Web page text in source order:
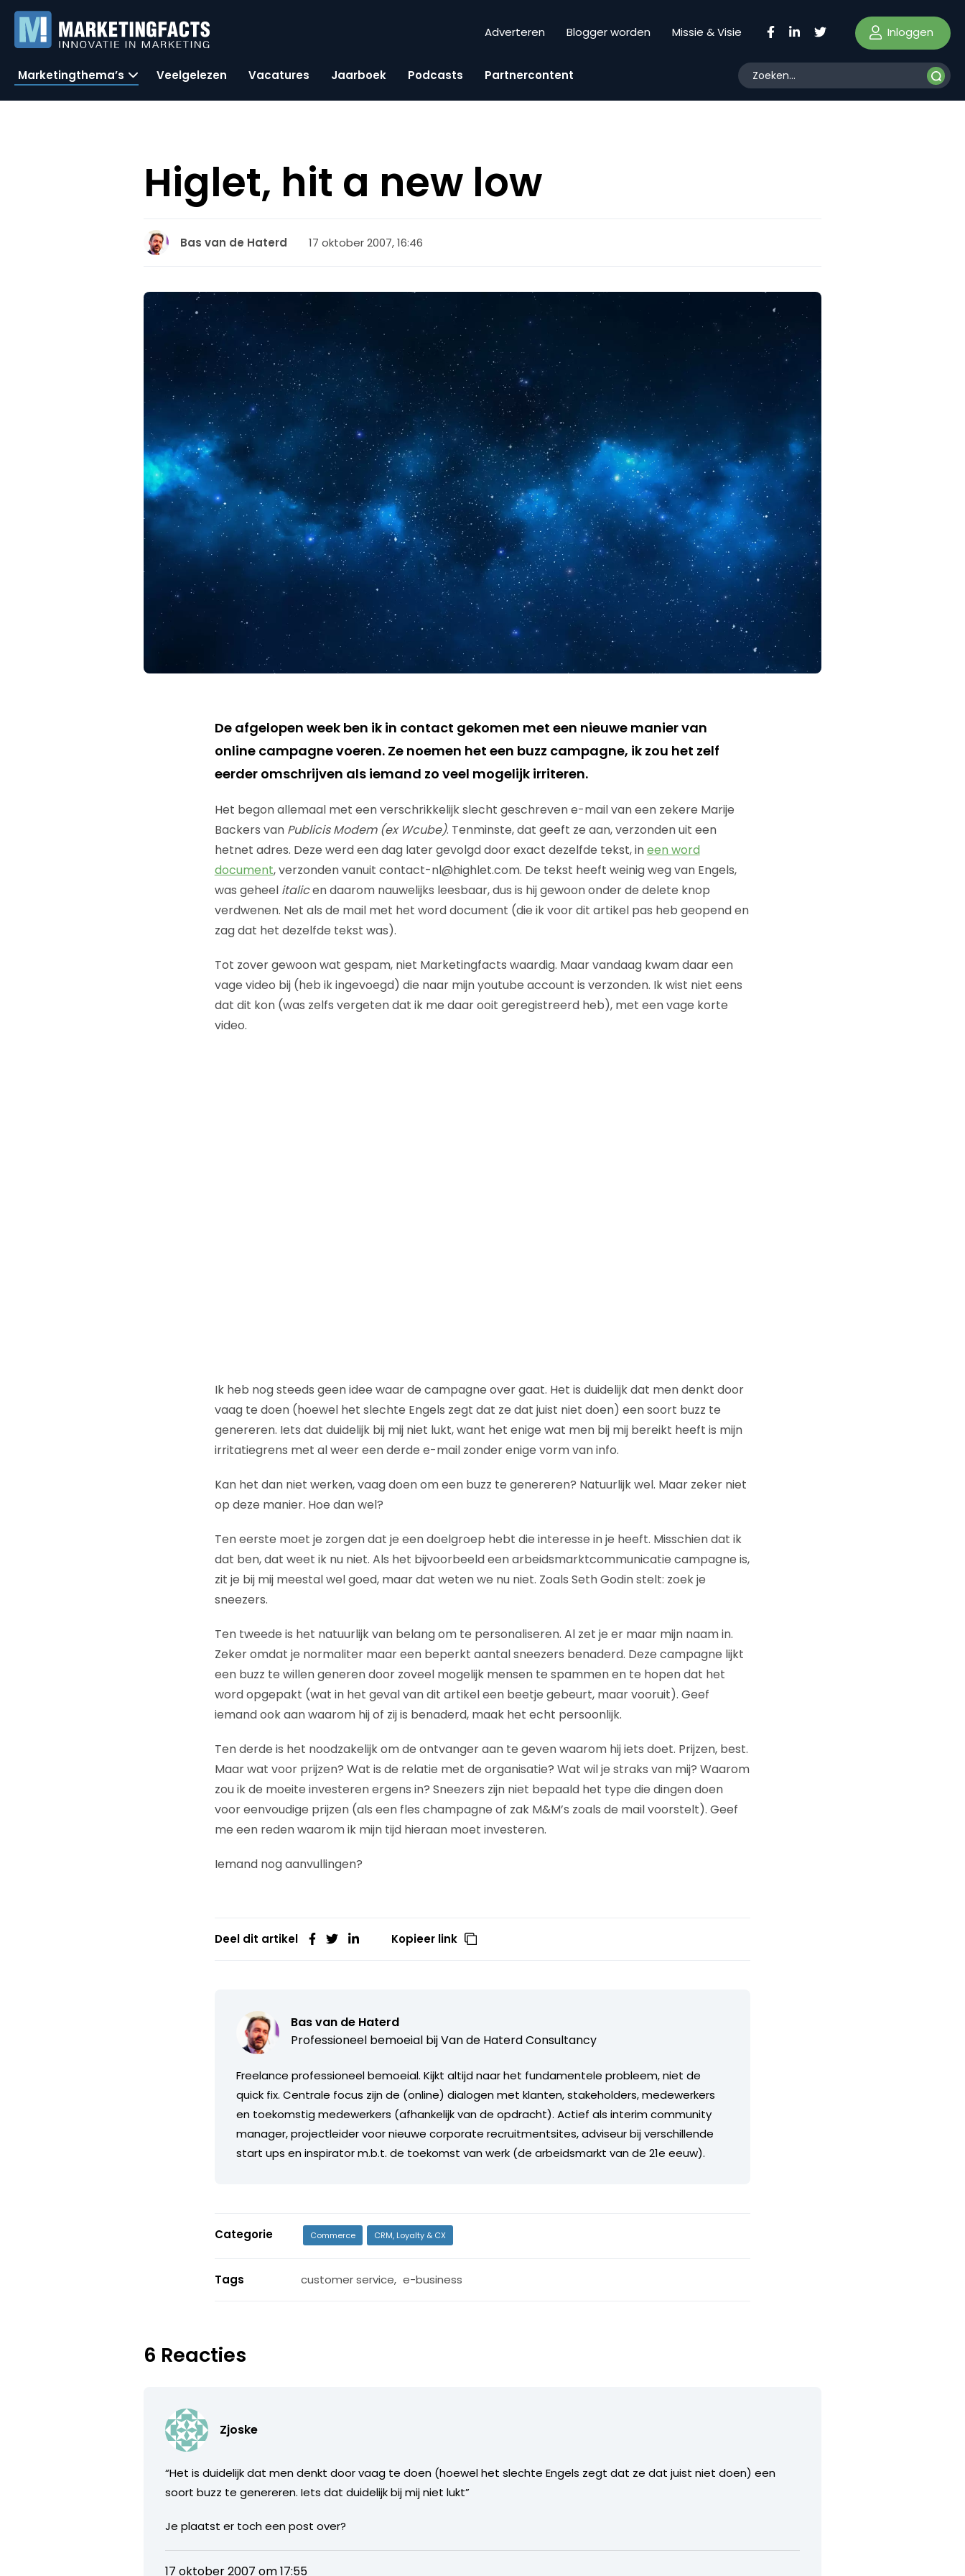
Adverteren Blogger worden Missie & Visie Inloggen
Marketingthema’s Veelgelezen Vacatures Jaarboek Podcasts Partnercontent
Higlet, hit a new low
Bas van de Haterd 17 oktober 2007, 16:46
De afgelopen week ben ik in contact gekomen met een nieuwe manier van
online campagne voeren. Ze noemen het een buzz campagne, ik zou het zelf
eerder omschrijven als iemand zo veel mogelijk irriteren.
Het begon allemaal met een verschrikkelijk slecht geschreven e-mail van een zekere Marije
Backers van Publicis Modem (ex Wcube). Tenminste, dat geeft ze aan, verzonden uit een
hetnet adres. Deze werd een dag later gevolgd door exact dezelfde tekst, ineen word
document, verzonden vanuit contact-nl@highlet.com. De tekst heeft weinig weg van Engels,
was geheel italicen daarom nauwelijks leesbaar, dus is hij gewoon onder de delete knop
verdwenen. Net als de mail met het word document (die ik voor dit artikel pas heb geopend en
zag dat het dezelfde tekst was).
Tot zover gewoon wat gespam, niet Marketingfacts waardig. Maar vandaag kwam daar een
vage video bij (heb ik ingevoegd) die naar mijn youtube account is verzonden. Ik wist niet eens
dat dit kon (was zelfs vergeten dat ik me daar ooit geregistreerd heb), met een vage korte
video.
Ik heb nog steeds geen idee waar de campagne over gaat. Het is duidelijk dat men denkt door
vaag te doen (hoewel het slechte Engels zegt dat ze dat juist niet doen) een soort buzz te
genereren. Iets dat duidelijk bij mij niet lukt, want het enige wat men bij mij bereikt heeft is mijn
irritatiegrens met al weer een derde e-mail zonder enige vorm van info.
Kan het dan niet werken, vaag doen om een buzz te genereren? Natuurlijk wel. Maar zeker niet
op deze manier. Hoe dan wel?
Ten eerste moet je zorgen dat je een doelgroep hebt die interesse in je heeft. Misschien dat ik
dat ben, dat weet ik nu niet. Als het bijvoorbeeld een arbeidsmarktcommunicatie campagne is,
zit je bij mij meestal wel goed, maar dat weten we nu niet. Zoals Seth Godin stelt: zoek je
sneezers.
Ten tweede is het natuurlijk van belang om te personaliseren. Al zet je er maar mijn naam in.
Zeker omdat je normaliter maar een beperkt aantal sneezers benaderd. Deze campagne lijkt
een buzz te willen generen door zoveel mogelijk mensen te spammen en te hopen dat het
word opgepakt (wat in het geval van dit artikel een beetje gebeurt, maar vooruit). Geef
iemand ook aan waarom hij of zij is benaderd, maak het echt persoonlijk.
Ten derde is het noodzakelijk om de ontvanger aan te geven waarom hij iets doet. Prijzen, best.
Maar wat voor prijzen? Wat is de relatie met de organisatie? Wat wil je straks van mij? Waarom
zou ik de moeite investeren ergens in? Sneezers zijn niet bepaald het type die dingen doen
voor eenvoudige prijzen (als een fles champagne of zak M&M’s zoals de mail voorstelt). Geef
me een reden waarom ik mijn tijd hieraan moet investeren.
Iemand nog aanvullingen?
Deel dit artikel Kopieer link
Bas van de Haterd
Professioneel bemoeial bijVan de Haterd Consultancy
Freelance professioneel bemoeial. Kijkt altijd naar het fundamentele probleem, niet de
quick fix. Centrale focus zijn de (online) dialogen met klanten, stakeholders, medewerkers
en toekomstig medewerkers (afhankelijk van de opdracht). Actief als interim community
manager, projectleider voor nieuwe corporate recruitmentsites, adviseur bij verschillende
start ups en inspirator m.b.t. de toekomst van werk (de arbeidsmarkt van de 21e eeuw).
Categorie Commerce CRM, Loyalty & CX
Tags customer service, e-business
6 Reacties
Zjoske
“Het is duidelijk dat men denkt door vaag te doen (hoewel het slechte Engels zegt dat ze dat juist niet doen) een
soort buzz te genereren. Iets dat duidelijk bij mij niet lukt”
Je plaatst er toch een post over?
17 oktober 2007 om 17:55